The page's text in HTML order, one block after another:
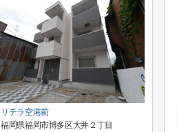
リテラ空港前
福岡県福岡市博多区大井２丁目